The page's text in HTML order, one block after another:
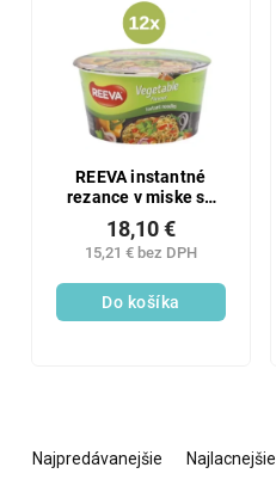
REEVA instantné
rezance v miske so
zeleninovou
príchuťou 12x75g
15,21 € bez DPH
18,10 €
Do košíka
Najpredávanejšie Najlacnejšie